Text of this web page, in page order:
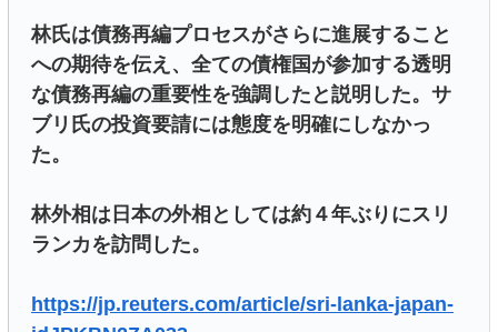
林氏は債務再編プロセスがさらに進展すること
への期待を伝え、全ての債権国が参加する透明
な債務再編の重要性を強調したと説明した。サ
ブリ氏の投資要請には態度を明確にしなかっ
た。
林外相は日本の外相としては約４年ぶりにスリ
ランカを訪問した。
https://jp.reuters.com/article/sri-lanka-japan-